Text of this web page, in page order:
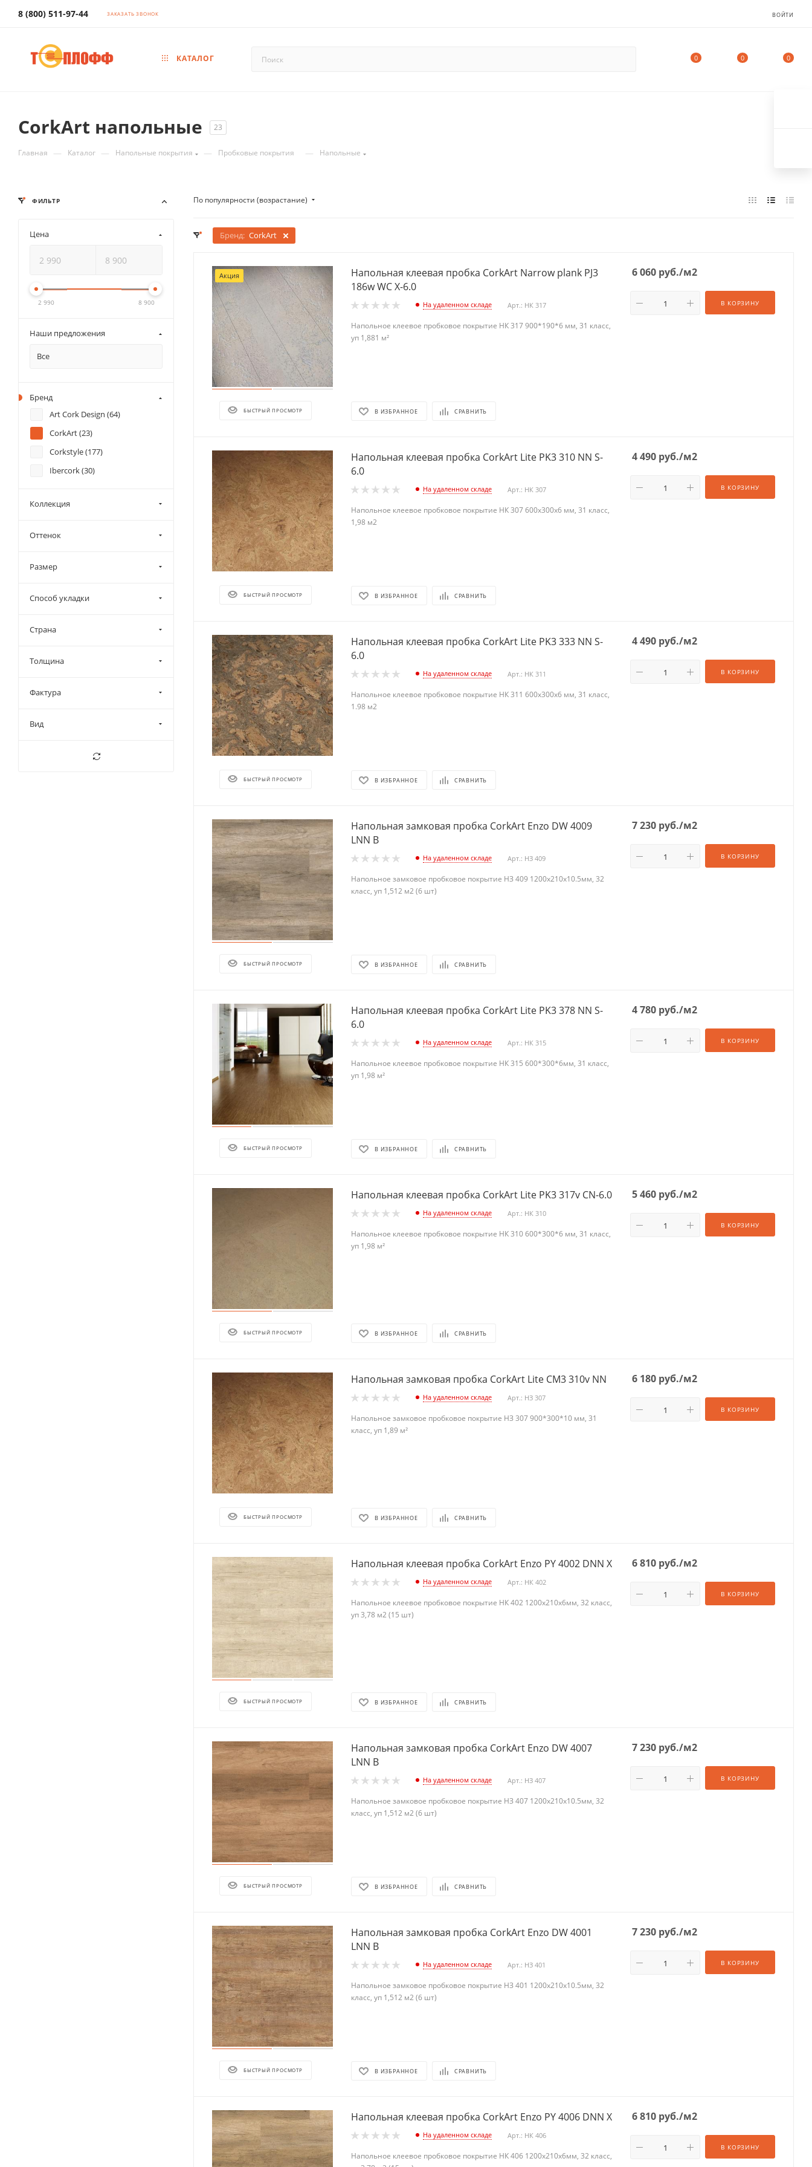
8 (800) 511-97-44 ЗАКАЗАТЬ ЗВОНОК ВОЙТИ
КАТАЛОГ 0 0 0
CorkArt напольные 23
Главная — Каталог — Напольные покрытия — Пробковые покрытия — Напольные
По популярности (возрастание)
Бренд: CorkArt
Акция
БЫСТРЫЙ ПРОСМОТР
Напольная клеевая пробка CorkArt Narrow plank PJ3
186w WC X-6.0
На удаленном складе Арт.: НК 317
Напольное клеевое пробковое покрытие НК 317 900*190*6 мм, 31 класс,
уп 1,881 м²
В ИЗБРАННОЕ СРАВНИТЬ
6 060 руб./м2
В КОРЗИНУ
БЫСТРЫЙ ПРОСМОТР
Напольная клеевая пробка CorkArt Lite PK3 310 NN S-
6.0
На удаленном складе Арт.: НК 307
Напольное клеевое пробковое покрытие НК 307 600х300х6 мм, 31 класс,
1,98 м2
В ИЗБРАННОЕ СРАВНИТЬ
4 490 руб./м2
В КОРЗИНУ
БЫСТРЫЙ ПРОСМОТР
Напольная клеевая пробка CorkArt Lite PK3 333 NN S-
6.0
На удаленном складе Арт.: НК 311
Напольное клеевое пробковое покрытие НК 311 600х300х6 мм, 31 класс,
1.98 м2
В ИЗБРАННОЕ СРАВНИТЬ
4 490 руб./м2
В КОРЗИНУ
БЫСТРЫЙ ПРОСМОТР
Напольная замковая пробка CorkArt Enzo DW 4009
LNN B
На удаленном складе Арт.: НЗ 409
Напольное замковое пробковое покрытие НЗ 409 1200х210х10.5мм, 32
класс, уп 1,512 м2 (6 шт)
В ИЗБРАННОЕ СРАВНИТЬ
7 230 руб./м2
В КОРЗИНУ
БЫСТРЫЙ ПРОСМОТР
Напольная клеевая пробка CorkArt Lite PK3 378 NN S-
6.0
На удаленном складе Арт.: НК 315
Напольное клеевое пробковое покрытие НК 315 600*300*6мм, 31 класс,
уп 1,98 м²
В ИЗБРАННОЕ СРАВНИТЬ
4 780 руб./м2
В КОРЗИНУ
БЫСТРЫЙ ПРОСМОТР
Напольная клеевая пробка CorkArt Lite PK3 317v CN-6.0
На удаленном складе Арт.: НК 310
Напольное клеевое пробковое покрытие НК 310 600*300*6 мм, 31 класс,
уп 1,98 м²
В ИЗБРАННОЕ СРАВНИТЬ
5 460 руб./м2
В КОРЗИНУ
БЫСТРЫЙ ПРОСМОТР
Напольная замковая пробка CorkArt Lite CM3 310v NN
На удаленном складе Арт.: НЗ 307
Напольное замковое пробковое покрытие НЗ 307 900*300*10 мм, 31
класс, уп 1,89 м²
В ИЗБРАННОЕ СРАВНИТЬ
6 180 руб./м2
В КОРЗИНУ
БЫСТРЫЙ ПРОСМОТР
Напольная клеевая пробка CorkArt Enzo PY 4002 DNN X
На удаленном складе Арт.: НК 402
Напольное клеевое пробковое покрытие НК 402 1200х210х6мм, 32 класс,
уп 3,78 м2 (15 шт)
В ИЗБРАННОЕ СРАВНИТЬ
6 810 руб./м2
В КОРЗИНУ
БЫСТРЫЙ ПРОСМОТР
Напольная замковая пробка CorkArt Enzo DW 4007
LNN B
На удаленном складе Арт.: НЗ 407
Напольное замковое пробковое покрытие НЗ 407 1200х210х10.5мм, 32
класс, уп 1,512 м2 (6 шт)
В ИЗБРАННОЕ СРАВНИТЬ
7 230 руб./м2
В КОРЗИНУ
БЫСТРЫЙ ПРОСМОТР
Напольная замковая пробка CorkArt Enzo DW 4001
LNN B
На удаленном складе Арт.: НЗ 401
Напольное замковое пробковое покрытие НЗ 401 1200х210х10.5мм, 32
класс, уп 1,512 м2 (6 шт)
В ИЗБРАННОЕ СРАВНИТЬ
7 230 руб./м2
В КОРЗИНУ
Напольная клеевая пробка CorkArt Enzo PY 4006 DNN X
На удаленном складе Арт.: НК 406
Напольное клеевое пробковое покрытие НК 406 1200х210х6мм, 32 класс,
6 810 руб./м2
В КОРЗИНУ
ФИЛЬТР
Цена
2 990 8 900
Наши предложения
Все
Бренд
Art Cork Design (64)
CorkArt (23)
Corkstyle (177)
Ibercork (30)
Коллекция
Оттенок
Размер
Способ укладки
Страна
Толщина
Фактура
Вид